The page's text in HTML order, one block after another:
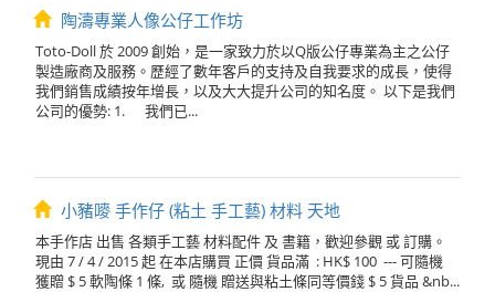
陶濤專業人像公仔工作坊
Toto-Doll 於 2009 創始，是一家致力於以Q版公仔專業為主之公仔
製造廠商及服務。歷經了數年客戶的支持及自我要求的成長，使得
我們銷售成績按年增長，以及大大提升公司的知名度。 以下是我們
公司的優勢: 1. 我們已...
小豬嘜 手作仔 (粘土 手工藝) 材料 天地
本手作店 出售 各類手工藝 材料配件 及 書籍，歡迎參觀 或 訂購。
現由 7 / 4 / 2015 起 在本店購買 正價 貨品滿 : HK$ 100 --- 可隨機
獲贈 $ 5 軟陶條 1 條, 或 隨機 贈送與粘土條同等價錢 $ 5 貨品 &nb...